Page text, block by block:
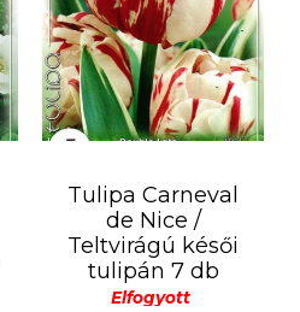
Tulipa Carneval
de Nice /
Teltvirágú késői
tulipán 7 db
Elfogyott